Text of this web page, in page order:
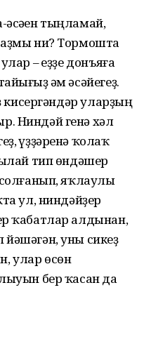
тыңламай,
аҙмы ни? Тормошта
– һеҙҙе донъяға
һәм әсәйегеҙ.
кисергәндәр уларҙың
Ниндәй генә хәл
һүҙҙәренә ҡолаҡ
тип өндәшер
солғанып, яҡлаулы
ул, ниндәйҙер
ҡабатлар алдынан,
уны сикһеҙ
улар өсөн
бер ҡасан да